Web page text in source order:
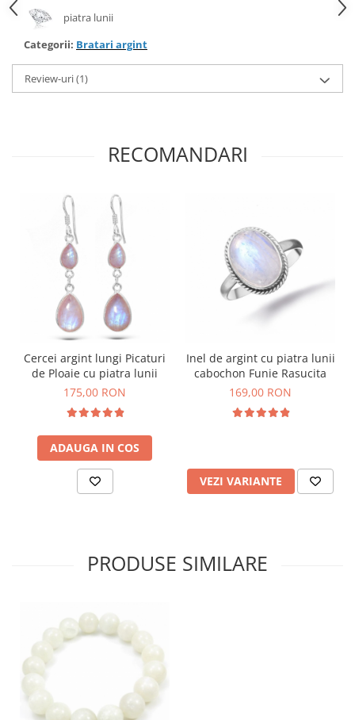
piatra lunii
Categorii: Bratari argint
Review-uri(1)
RECOMANDARI
Cercei argint lungi Picaturi
de Ploaie cu piatra lunii
175,00 RON
ADAUGA IN COS
Inel de argint cu piatra lunii
cabochon Funie Rasucita
169,00 RON
VEZI VARIANTE
PRODUSE SIMILARE